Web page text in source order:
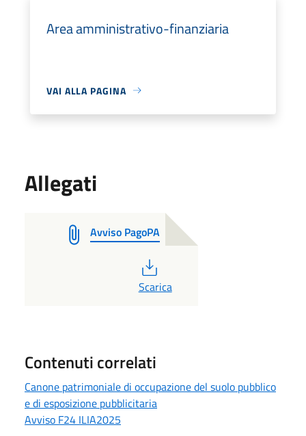
Area amministrativo-finanziaria
VAI ALLA PAGINA
Allegati
Avviso PagoPA
PDF
Scarica
Contenuti correlati
Canone patrimoniale di occupazione del suolo pubblico
e di esposizione pubblicitaria
Avviso F24 ILIA2025